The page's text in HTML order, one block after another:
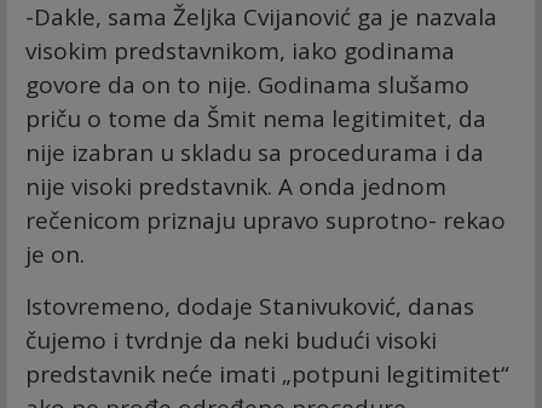
-Dakle, sama Željka Cvijanović ga je nazvala
visokim predstavnikom, iako godinama
govore da on to nije. Godinama slušamo
priču o tome da Šmit nema legitimitet, da
nije izabran u skladu sa procedurama i da
nije visoki predstavnik. A onda jednom
rečenicom priznaju upravo suprotno- rekao
je on.
Istovremeno, dodaje Stanivuković, danas
čujemo i tvrdnje da neki budući visoki
predstavnik neće imati „potpuni legitimitet“